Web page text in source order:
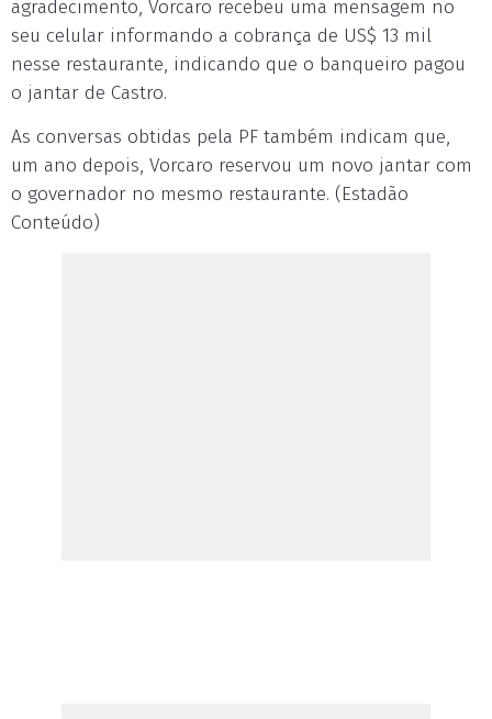
agradecimento, Vorcaro recebeu uma mensagem no
seu celular informando a cobrança de US$ 13 mil
nesse restaurante, indicando que o banqueiro pagou
o jantar de Castro.
As conversas obtidas pela PF também indicam que,
um ano depois, Vorcaro reservou um novo jantar com
o governador no mesmo restaurante. (Estadão
Conteúdo)